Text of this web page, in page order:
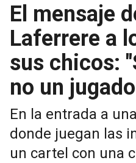
El mensaje
Laferrere a
sus chicos:
no un
En la entrada a
donde juegan las
un cartel con una